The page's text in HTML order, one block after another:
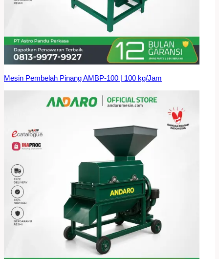
Mesin Pembelah Pinang AMBP-100 | 100 kg/Jam